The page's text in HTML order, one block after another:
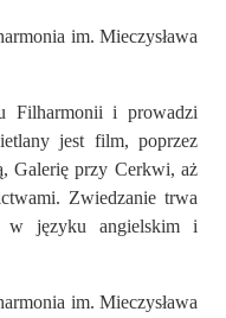
im. Mieczysława
Filharmonii i prowadzi
jest film, poprzez
Galerię przy Cerkwi, aż
Zwiedzanie trwa
języku angielskim i
im. Mieczysława